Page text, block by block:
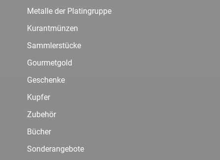
Metalle der Platingruppe
Kurantmünzen
Sammlerstücke
Gourmetgold
Geschenke
Kupfer
Zubehör
Bücher
Sonderangebote